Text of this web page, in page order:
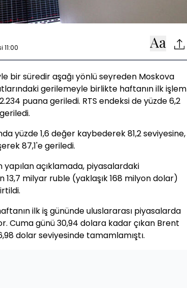
bir süredir aşağı yönlü seyreden Moskova
gerilemeyle birlikte haftanın ilk işlem
puana geriledi. RTS endeksi de yüzde 6,2
yüzde 1,6 değer kaybederek 81,2 seviyesine,
87,1'e geriledi.
yapılan açıklamada, piyasalardaki
13,7 milyar ruble (yaklaşık 168 milyon dolar)
ilk iş gününde uluslararası piyasalarda
Cuma günü 30,94 dolara kadar çıkan Brent
dolar seviyesinde tamamlamıştı.